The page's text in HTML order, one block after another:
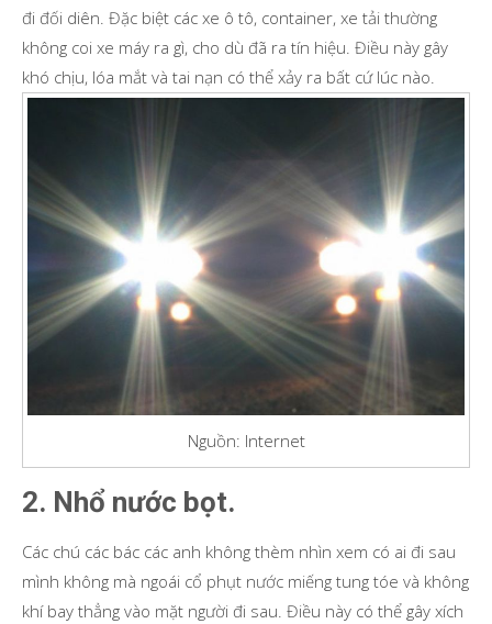
đi đối diên. Đặc biệt các xe ô tô, container, xe tải thường
không coi xe máy ra gì, cho dù đã ra tín hiệu. Điều này gây
khó chịu, lóa mắt và tai nạn có thể xảy ra bất cứ lúc nào.
Nguồn: Internet
2. Nhổ nước bọt.
Các chú các bác các anh không thèm nhìn xem có ai đi sau
mình không mà ngoái cổ phụt nước miếng tung tóe và không
khí bay thẳng vào mặt người đi sau. Điều này có thể gây xích